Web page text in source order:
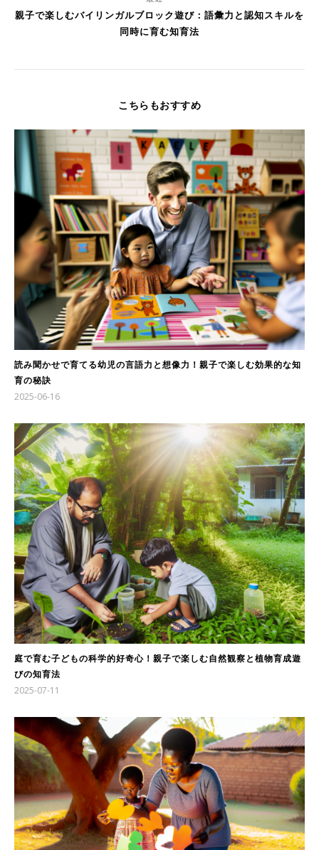
親子で楽しむバイリンガルブロック遊び：語彙力と認知スキルを
同時に育む知育法
こちらもおすすめ
読み聞かせで育てる幼児の言語力と想像力！親子で楽しむ効果的な知
育の秘訣
2025-06-16
庭で育む子どもの科学的好奇心！親子で楽しむ自然観察と植物育成遊
びの知育法
2025-07-11